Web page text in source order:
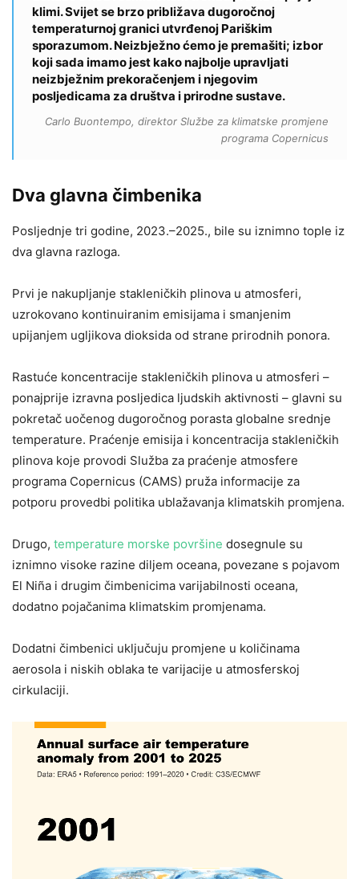
klimi. Svijet se brzo približava dugoročnoj
temperaturnoj granici utvrđenoj Pariškim
sporazumom. Neizbježno ćemo je premašiti; izbor
koji sada imamo jest kako najbolje upravljati
neizbježnim prekoračenjem i njegovim
posljedicama za društva i prirodne sustave.
Carlo Buontempo, direktor Službe za klimatske promjene
programa Copernicus
Dva glavna čimbenika
Posljednje tri godine, 2023.–2025., bile su iznimno tople iz
dva glavna razloga.
Prvi je nakupljanje stakleničkih plinova u atmosferi,
uzrokovano kontinuiranim emisijama i smanjenim
upijanjem ugljikova dioksida od strane prirodnih ponora.
Rastuće koncentracije stakleničkih plinova u atmosferi –
ponajprije izravna posljedica ljudskih aktivnosti – glavni su
pokretač uočenog dugoročnog porasta globalne srednje
temperature. Praćenje emisija i koncentracija stakleničkih
plinova koje provodi Služba za praćenje atmosfere
programa Copernicus (CAMS) pruža informacije za
potporu provedbi politika ublažavanja klimatskih promjena.
Drugo, temperature morske površine dosegnule su
iznimno visoke razine diljem oceana, povezane s pojavom
El Niña i drugim čimbenicima varijabilnosti oceana,
dodatno pojačanima klimatskim promjenama.
Dodatni čimbenici uključuju promjene u količinama
aerosola i niskih oblaka te varijacije u atmosferskoj
cirkulaciji.
Reproduktor
videozapisa